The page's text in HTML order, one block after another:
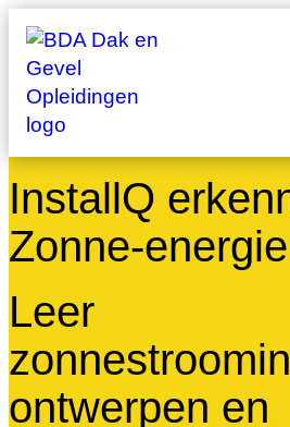
Ga
naar
de
inhoud
InstallQ
Zonne-
Leer
ontwerpen en